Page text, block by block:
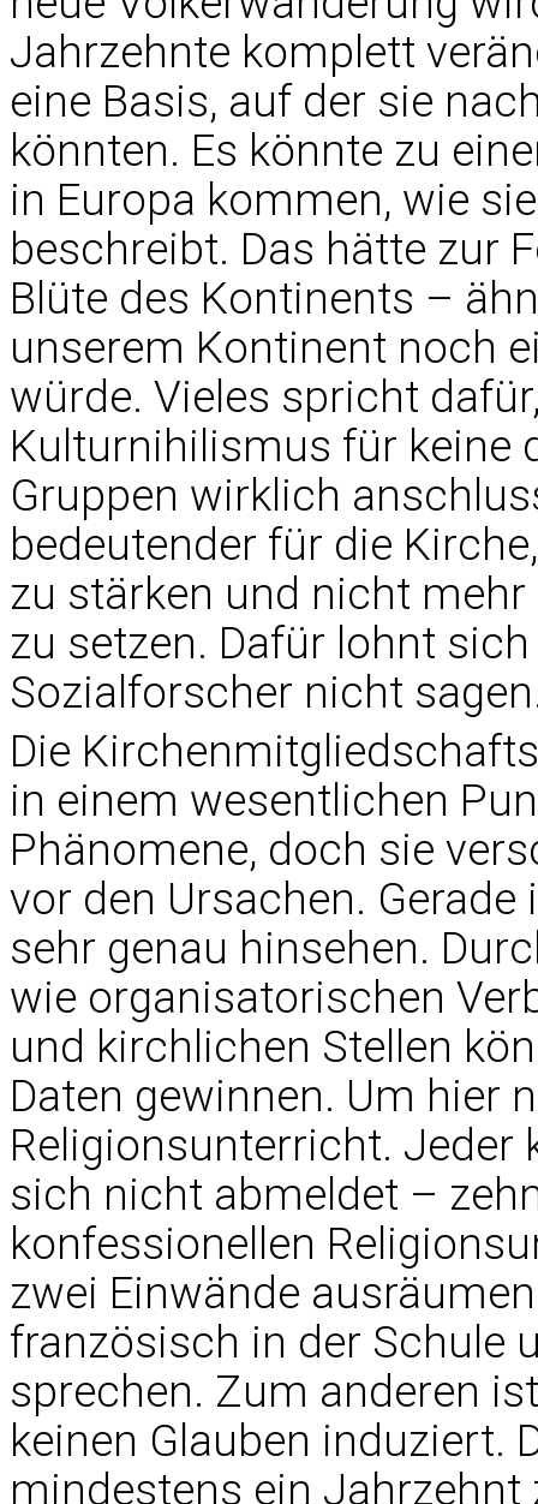
Jahrzehnte komplett
eine Basis, auf der sie
könnten. Es könnte zu
in Europa kommen, wie
beschreibt. Das hätte zur
Blüte des Kontinents –
unserem Kontinent noch
würde. Vieles spricht
Kulturnihilismus für keine
Gruppen wirklich
bedeutender für die
zu stärken und nicht
zu setzen. Dafür lohnt
Sozialforscher nicht
Die
in einem wesentlichen
Phänomene, doch sie
vor den Ursachen.
sehr genau hinsehen.
wie organisatorischen
und kirchlichen Stellen
Daten gewinnen. Um hier
Religionsunterricht. Jeder
sich nicht abmeldet –
konfessionellen
zwei Einwände
französisch in der Schule
sprechen. Zum anderen
keinen Glauben induziert.
mindestens ein